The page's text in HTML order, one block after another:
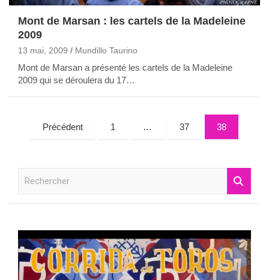
Mont de Marsan : les cartels de la Madeleine
2009
13 mai, 2009 Mundillo Taurino
Mont de Marsan a présenté les cartels de la Madeleine
2009 qui se déroulera du 17…
Pagination
des
Précédent 1 … 37 38
r
c
h
e